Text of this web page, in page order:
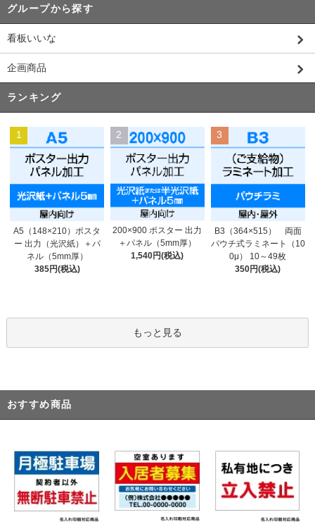
グループから探す
看板いいな
企画商品
ランキング
1
A5（148×210）ポスタ
ー 出力（光沢紙）＋パ
ネル（5mm厚）
385円(税込)
2
200×900 ポスター 出力
＋パネル（5mm厚）
1,540円(税込)
3
B3（364×515） 両面
パウチ式ラミネート（10
0μ） 10～49枚
350円(税込)
もっと見る
おすすめ商品